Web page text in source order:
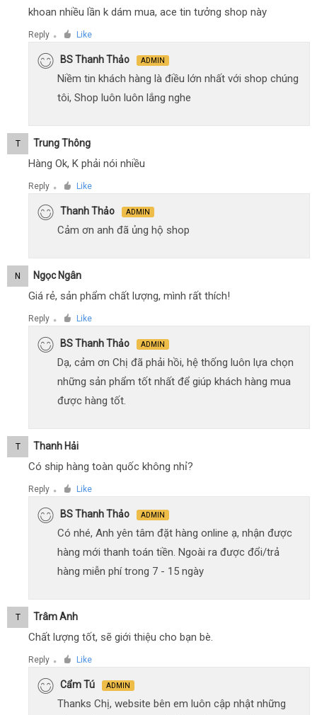
khoan nhiều lần k dám mua, ace tin tưởng shop này
Reply ● Like
BS Thanh Thảo ADMIN
Niềm tin khách hàng là điều lớn nhất với shop chúng
tôi, Shop luôn luôn lắng nghe
T Trung Thông
Hàng Ok, K phải nói nhiều
Reply ● Like
Thanh Thảo ADMIN
Cảm ơn anh đã ủng hộ shop
N Ngọc Ngân
Giá rẻ, sản phẩm chất lượng, mình rất thích!
Reply ● Like
BS Thanh Thảo ADMIN
Dạ, cảm ơn Chị đã phải hồi, hệ thống luôn lựa chọn
những sản phẩm tốt nhất để giúp khách hàng mua
được hàng tốt.
T Thanh Hải
Có ship hàng toàn quốc không nhỉ?
Reply ● Like
BS Thanh Thảo ADMIN
Có nhé, Anh yên tâm đặt hàng online ạ, nhận được
hàng mới thanh toán tiền. Ngoài ra được đổi/trả
hàng miễn phí trong 7 - 15 ngày
T Trâm Anh
Chất lượng tốt, sẽ giới thiệu cho bạn bè.
Reply ● Like
Cẩm Tú ADMIN
Thanks Chị, website bên em luôn cập nhật những